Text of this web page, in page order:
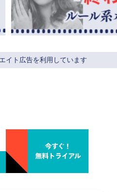
イト広告を利用しています